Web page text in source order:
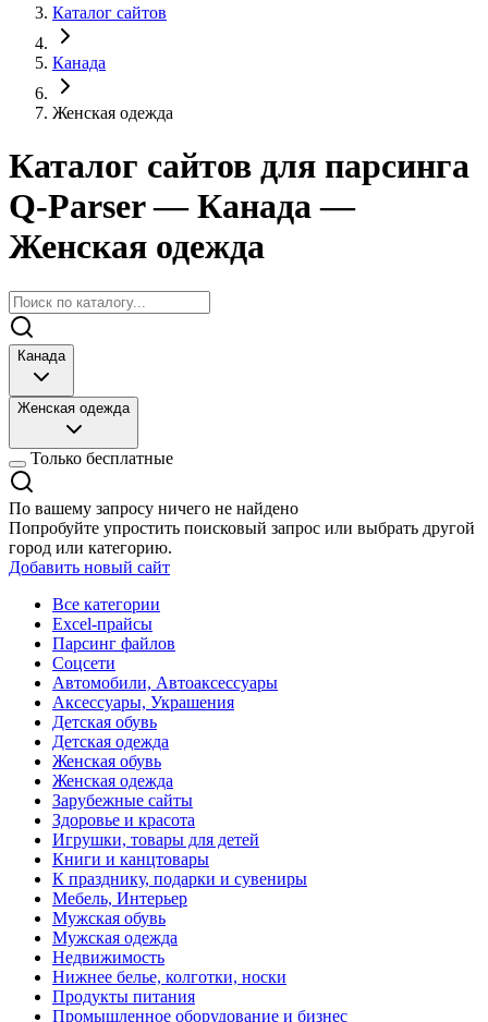
Каталог сайтов
Канада
Женская одежда
Каталог сайтов для парсинга
Q-Parser— Канада —
Женская одежда
Канада
Женская одежда
Только бесплатные
По вашему запросу ничего не найдено
Попробуйте упростить поисковый запрос или выбрать другой
город или категорию.
Добавить новый сайт
Все категории
Excel-прайсы
Парсинг файлов
Соцсети
Автомобили, Автоаксессуары
Аксессуары, Украшения
Детская обувь
Детская одежда
Женская обувь
Женская одежда
Зарубежные сайты
Здоровье и красота
Игрушки, товары для детей
Книги и канцтовары
К празднику, подарки и сувениры
Мебель, Интерьер
Мужская обувь
Мужская одежда
Недвижимость
Нижнее белье, колготки, носки
Продукты питания
Промышленное оборудование и бизнес